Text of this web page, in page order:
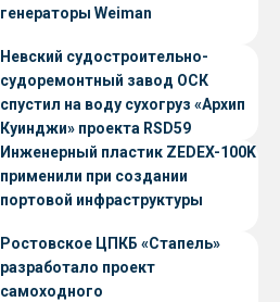
генераторы Weiman
Невский судостроительно-
судоремонтный завод ОСК
спустил на воду сухогруз «Архип
Куинджи» проекта RSD59
Инженерный пластик ZEDEX-100K
применили при создании
портовой инфраструктуры
Ростовское ЦПКБ «Стапель»
разработало проект
самоходного